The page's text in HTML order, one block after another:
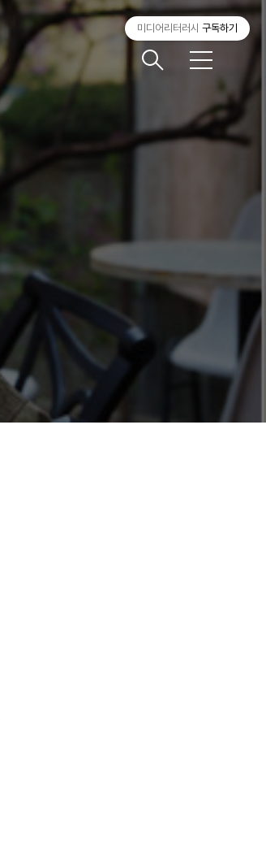
메
미디어리터러시 구독하기